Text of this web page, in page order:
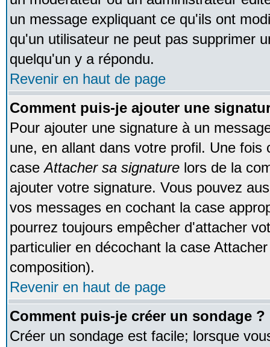
un message expliquant ce qu'ils ont
qu'un utilisateur ne peut pas supprimer
quelqu'un y a répondu.
Revenir en haut de page
Comment puis-je ajouter une
Pour ajouter une signature à un
une, en allant dans votre profil. Une fois
caseAttacher sa signature lors de la
ajouter votre signature. Vous pouvez
vos messages en cochant la case
pourrez toujours empêcher d'attacher
particulier en décochant la case
composition).
Revenir en haut de page
Comment puis-je créer un sondage ?
Créer un sondage est facile; lorsque